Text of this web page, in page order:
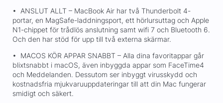
• ANSLUT ALLT – MacBook Air har två Thunderbolt 4-
portar, en MagSafe-laddningsport, ett hörlursuttag och Apple
N1-chippet för trådlös anslutning samt wifi 7 och Bluetooth 6.
Och den har stöd för upp till två externa skärmar.
• MACOS KÖR APPAR SNABBT – Alla dina favoritappar går
blixtsnabbt i macOS, även inbyggda appar som FaceTime4
och Meddelanden. Dessutom ser inbyggt virusskydd och
kostnadsfria mjukvaruuppdateringar till att din Mac fungerar
smidigt och säkert.